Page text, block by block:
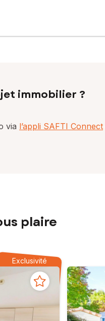
immobilier ?
via l’appli SAFTI Connect
plaire
Exclusivité